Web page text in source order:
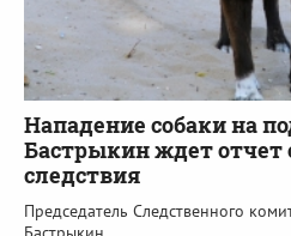
Нападение собаки на
Бастрыкин ждет отчет
следствия
Председатель Следственного